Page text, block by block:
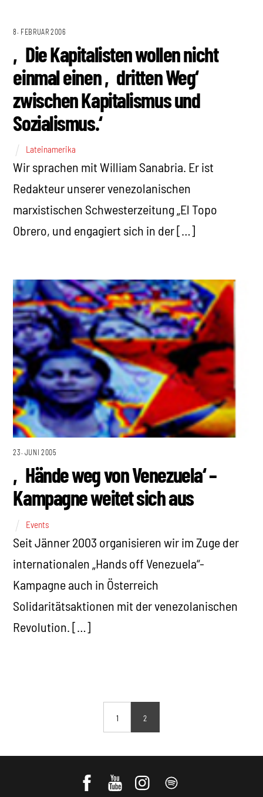
8. FEBRUAR 2006
‚Die Kapitalisten wollen nicht
einmal einen ‚dritten Weg‘
zwischen Kapitalismus und
Sozialismus.‘
Lateinamerika
Wir sprachen mit William Sanabria. Er ist
Redakteur unserer venezolanischen
marxistischen Schwesterzeitung „El Topo
Obrero, und engagiert sich in der […]
23. JUNI 2005
‚Hände weg von Venezuela‘ –
Kampagne weitet sich aus
Events
Seit Jänner 2003 organisieren wir im Zuge der
internationalen „Hands off Venezuela“-
Kampagne auch in Österreich
Solidaritätsaktionen mit der venezolanischen
Revolution. […]
1 2